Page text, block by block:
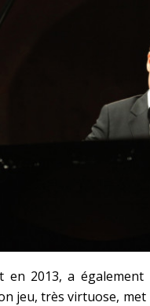
en 2013, a également
jeu, très virtuose, met